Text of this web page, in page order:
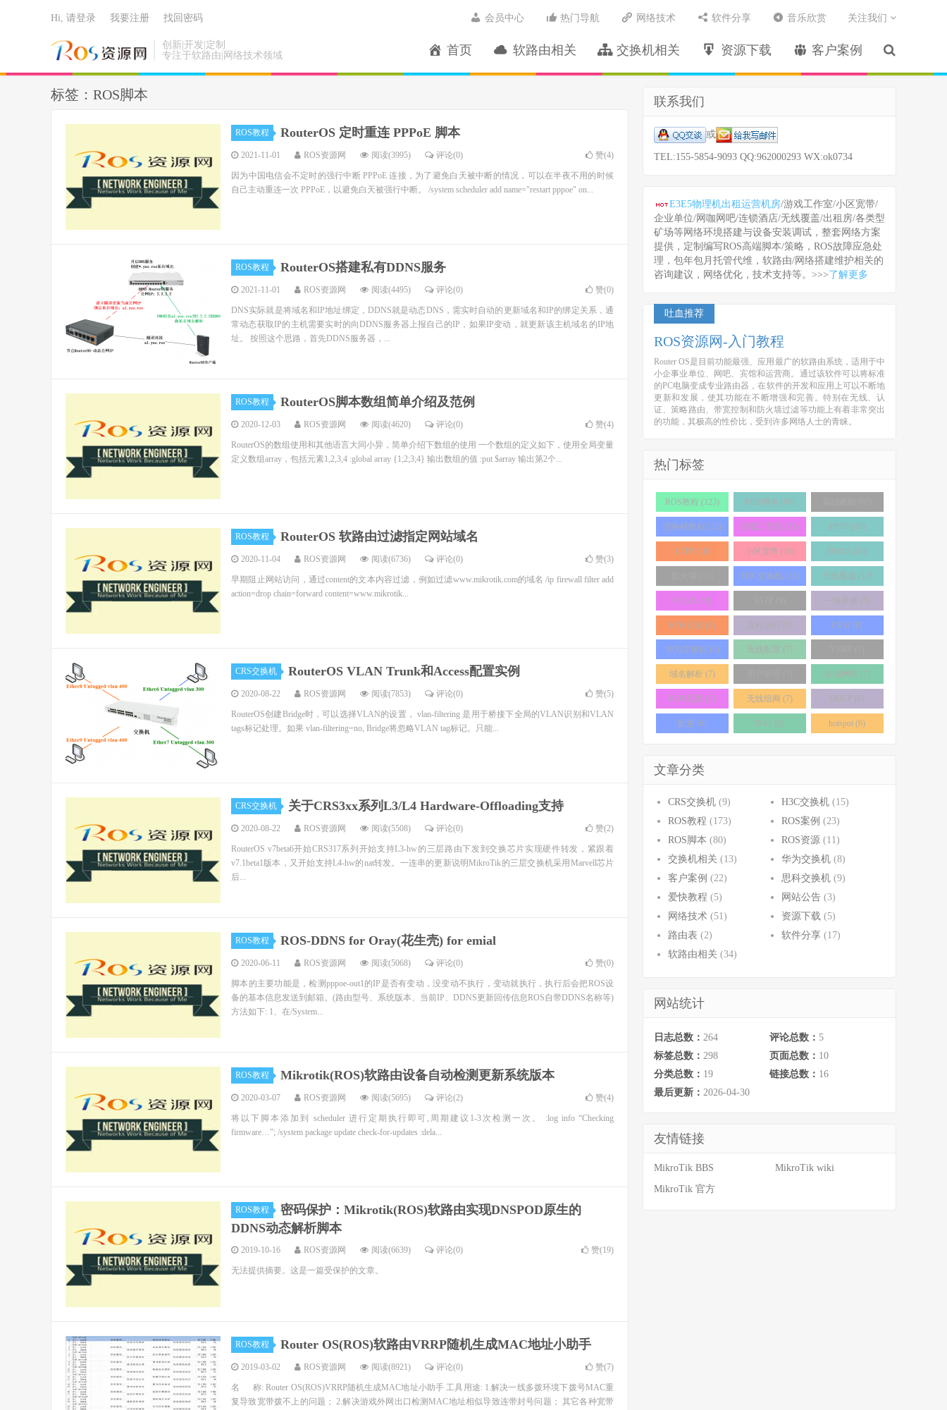
创新|开发|定制
专注于软路由|网络技术领域
首页 软路由相关 交换机相关 资源下载 客户案例
会员中心 热门导航 网络技术 软件分享 音乐欣赏 关注我们
Hi, 请登录 我要注册 找回密码
标签：ROS脚本
ROS教程 RouterOS 定时重连 PPPoE 脚本
2021-11-01 ROS资源网 阅读(3995) 评论(0) 赞(4)
因为中国电信会不定时的强行中断 PPPoE 连接，为了避免白天被中断的情况，可以在半夜不用的时候
自己主动重连一次 PPPoE，以避免白天被强行中断。 /system scheduler add name="restart pppoe" on...
ROS教程 RouterOS搭建私有DDNS服务
2021-11-01 ROS资源网 阅读(4495) 评论(0) 赞(0)
DNS实际就是将域名和IP地址绑定，DDNS就是动态DNS，需实时自动的更新域名和IP的绑定关系，通
常动态获取IP的主机需要实时的向DDNS服务器上报自己的IP，如果IP变动，就更新该主机域名的IP地
址。 按照这个思路，首先DDNS服务器，...
ROS教程 RouterOS脚本数组简单介绍及范例
2020-12-03 ROS资源网 阅读(4620) 评论(0) 赞(4)
RouterOS的数组使用和其他语言大同小异，简单介绍下数组的使用 一个数组的定义如下，使用全局变量
定义数组array，包括元素1,2,3,4 :global array {1;2;3;4} 输出数组的值 :put $array 输出第2个...
ROS教程 RouterOS 软路由过滤指定网站域名
2020-11-04 ROS资源网 阅读(6736) 评论(0) 赞(3)
早期阻止网站访问，通过content的文本内容过滤，例如过滤www.mikrotik.com的域名 /ip firewall filter add
action=drop chain=forward content=www.mikrotik...
CRS交换机 RouterOS VLAN Trunk和Access配置实例
2020-08-22 ROS资源网 阅读(7853) 评论(0) 赞(5)
RouterOS创建Bridge时，可以选择VLAN的设置， vlan-filtering 是用于桥接下全局的VLAN识别和VLAN
tags标记处理。如果 vlan-filtering=no, Bridge将忽略VLAN tag标记。只能...
CRS交换机 关于CRS3xx系列L3/L4 Hardware-Offloading支持
2020-08-22 ROS资源网 阅读(5508) 评论(0) 赞(2)
RouterOS v7beta6开始CRS317系列开始支持L3-hw的三层路由下发到交换芯片实现硬件转发，紧跟着
v7.1beta1版本，又开始支持L4-hw的nat转发。一连串的更新说明MikroTik的三层交换机采用Marvell芯片
后...
ROS教程 ROS-DDNS for Oray(花生壳) for emial
2020-06-11 ROS资源网 阅读(5068) 评论(0) 赞(0)
脚本的主要功能是，检测pppoe-out1的IP是否有变动，没变动不执行，变动就执行，执行后会把ROS设
备的基本信息发送到邮箱。(路由型号、系统版本、当前IP、DDNS更新回传信息ROS自带DDNS名称等)
方法如下: 1、在/System...
ROS教程 Mikrotik(ROS)软路由设备自动检测更新系统版本
2020-03-07 ROS资源网 阅读(5695) 评论(2) 赞(4)
将以下脚本添加到 scheduler 进行定期执行即可,周期建议1-3次检测一次。 :log info “Checking
firmware…”; /system package update check-for-updates :dela...
ROS教程
密码保护：Mikrotik(ROS)软路由实现DNSPOD原生的
DDNS动态解析脚本
2019-10-16 ROS资源网 阅读(6639) 评论(0) 赞(19)
无法提供摘要。这是一篇受保护的文章。
ROS教程 Router OS(ROS)软路由VRRP随机生成MAC地址小助手
2019-03-02 ROS资源网 阅读(8921) 评论(0) 赞(7)
名 称: Router OS(ROS)VRRP随机生成MAC地址小助手 工具用途: 1.解决一线多拨环境下拨号MAC重
复导致宽带拨不上的问题； 2.解决游戏外网出口检测MAC地址相似导致连带封号问题； 其它各种宽带
联系我们
或
TEL:155-5854-9093 QQ:962000293 WX:ok0734
E3E5物理机出租运营机房/游戏工作室/小区宽带/
企业单位/网咖网吧/连锁酒店/无线覆盖/出租房/各类型
矿场等网络环境搭建与设备安装调试，整套网络方案
提供，定制编写ROS高端脚本/策略，ROS故障应急处
理，包年包月托管代维，软路由/网络搭建维护相关的
咨询建议，网络优化，技术支持等。>>>了解更多
吐血推荐
ROS资源网-入门教程
Router OS是目前功能最强、应用最广的软路由系统，适用于中
小企事业单位、网吧、宾馆和运营商。通过该软件可以将标准
的PC电脑变成专业路由器，在软件的开发和应用上可以不断地
更新和发展，使其功能在不断增强和完善。特别在无线、认
证、策略路由、带宽控制和防火墙过滤等功能上有着非常突出
的功能，其极高的性价比，受到许多网络人士的青睐。
热门标签
ROS教程 (123) ROS脚本 (69)
交换机教程 (32) 游戏工作室 (21) PPTP (19)
L2TP (18) 小区宽带 (16) DDNS (16)
H3C交换机 (13) 无线覆盖 (12)
VLAN (10) 一线多拨 (9)
ROS安装 (9) 远程访问 (9) EXSI (8)
华为交换机 (7) 无线配置 (7)
域名解析 (7) 企业网吧 (7)
ROS配置 (7) 无线组网 (7) DHCP (6)
配置 (6) NAT (6) hotspot (6)
文章分类
CRS交换机 (9) H3C交换机 (15)
ROS教程 (173) ROS案例 (23)
ROS脚本 (80) ROS资源 (11)
交换机相关 (13) 华为交换机 (8)
客户案例 (22) 思科交换机 (9)
爱快教程 (5) 网站公告 (3)
网络技术 (51) 资源下载 (5)
路由表 (2) 软件分享 (17)
软路由相关 (34)
网站统计
日志总数： 264 评论总数： 5
标签总数： 298 页面总数： 10
分类总数： 19 链接总数： 16
最后更新： 2026-04-30
友情链接
MikroTik BBS
MikroTik wiki
MikroTik 官方